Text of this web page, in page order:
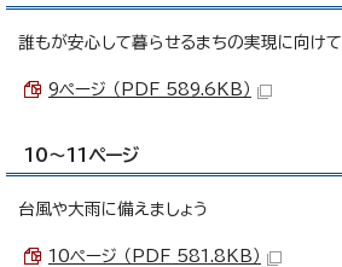
誰もが安心して暮らせるまちの実現に向けて
9ページ （PDF 589.6KB）
10～11ページ
台風や大雨に備えましょう
10ページ （PDF 581.8KB）